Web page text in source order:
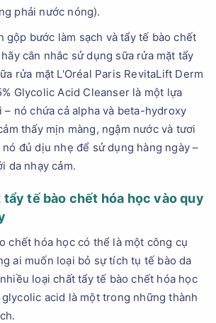
phải nước nóng).
gộp bước làm sạch và tẩy tế bào chết
cân nhắc sử dụng sữa rửa mặt tẩy
rửa mặt L'Oréal Paris RevitaLift Derm
Glycolic Acid Cleanser là một lựa
nó chứa cả alpha và beta-hydroxy
thấy mịn màng, ngậm nước và tươi
nó đủ dịu nhẹ để sử dụng hàng ngày –
da nhạy cảm.
tẩy tế bào chết hóa học vào quy
chết hóa học có thể là một công cụ
ai muốn loại bỏ sự tích tụ tế bào da
loại chất tẩy tế bào chết hóa học
acid là một trong những thành